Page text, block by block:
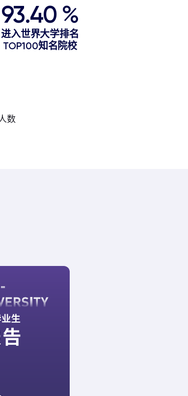
93.40 %
进入世界大学排名
TOP100知名院校
数